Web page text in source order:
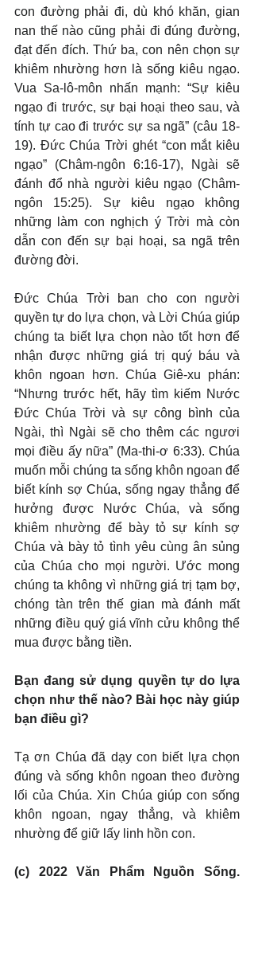
con đường phải đi, dù khó khăn, gian
nan thế nào cũng phải đi đúng đường,
đạt đến đích. Thứ ba, con nên chọn sự
khiêm nhường hơn là sống kiêu ngạo.
Vua Sa-lô-môn nhấn mạnh: “Sự kiêu
ngạo đi trước, sự bại hoại theo sau, và
tính tự cao đi trước sự sa ngã” (câu 18-
19). Đức Chúa Trời ghét “con mắt kiêu
ngạo” (Châm-ngôn 6:16-17), Ngài sẽ
đánh đổ nhà người kiêu ngạo (Châm-
ngôn 15:25). Sự kiêu ngạo không
những làm con nghịch ý Trời mà còn
dẫn con đến sự bại hoại, sa ngã trên
đường đời.
Đức Chúa Trời ban cho con người
quyền tự do lựa chọn, và Lời Chúa giúp
chúng ta biết lựa chọn nào tốt hơn để
nhận được những giá trị quý báu và
khôn ngoan hơn. Chúa Giê-xu phán:
“Nhưng trước hết, hãy tìm kiếm Nước
Đức Chúa Trời và sự công bình của
Ngài, thì Ngài sẽ cho thêm các ngươi
mọi điều ấy nữa” (Ma-thi-ơ 6:33). Chúa
muốn mỗi chúng ta sống khôn ngoan để
biết kính sợ Chúa, sống ngay thẳng để
hưởng được Nước Chúa, và sống
khiêm nhường để bày tỏ sự kính sợ
Chúa và bày tỏ tình yêu cùng ân sủng
của Chúa cho mọi người. Ước mong
chúng ta không vì những giá trị tạm bợ,
chóng tàn trên thế gian mà đánh mất
những điều quý giá vĩnh cửu không thể
mua được bằng tiền.
Bạn đang sử dụng quyền tự do lựa
chọn như thế nào? Bài học này giúp
bạn điều gì?
Tạ ơn Chúa đã dạy con biết lựa chọn
đúng và sống khôn ngoan theo đường
lối của Chúa. Xin Chúa giúp con sống
khôn ngoan, ngay thẳng, và khiêm
nhường để giữ lấy linh hồn con.
(c) 2022 Văn Phẩm Nguồn Sống.